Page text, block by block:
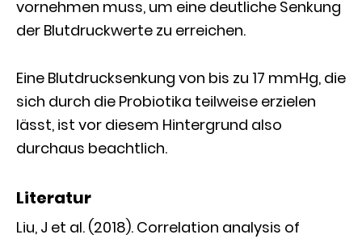
vornehmen muss, um eine deutliche Senkung
der Blutdruckwerte zu erreichen.
Eine Blutdrucksenkung von bis zu 17 mmHg, die
sich durch die Probiotika teilweise erzielen
lässt, ist vor diesem Hintergrund also
durchaus beachtlich.
Literatur
Liu, J et al. (2018). Correlation analysis of